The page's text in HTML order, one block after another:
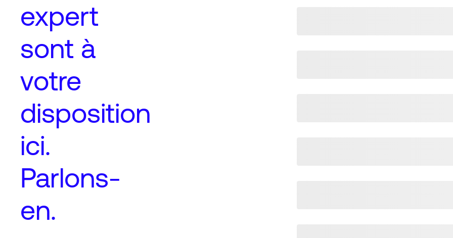
expert
sont à
votre
disposition
ici.
Parlons-
en.